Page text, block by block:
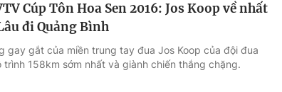
Cúp Tôn Hoa Sen 2016: Jos Koop về nhất
đi Quảng Bình
gay gắt của miền trung tay đua Jos Koop của đội đua
158km sớm nhất và giành chiến thắng chặng.